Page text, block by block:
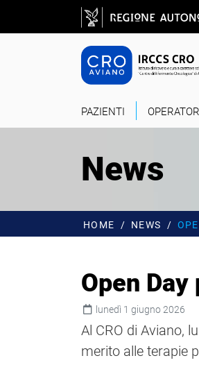
Salta al contenuto principale
PAZIENTI
News
HOME NEWS
Open
lunedì 1 giugno 2026
Al CRO di Aviano,
merito alle terapie